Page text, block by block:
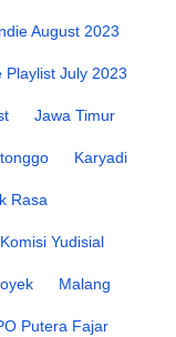
August 2023
Playlist July 2023
Jawa Timur
Karyadi
Rasa
Komisi Yudisial
Malang
Putera Fajar